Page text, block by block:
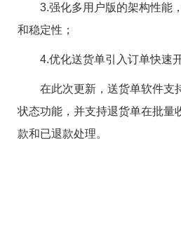
3.强化多用户版的架构性能
和稳定性；
4.优化送货单引入订单快速
在此次更新，送货单软件支
状态功能，并支持退货单在批量
款和已退款处理。